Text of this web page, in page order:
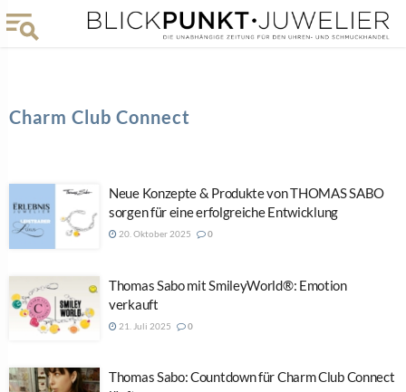
Charm Club Connect
Neue Konzepte & Produkte von THOMAS SABO
sorgen für eine erfolgreiche Entwicklung
20. Oktober 2025 0
Thomas Sabo mit SmileyWorld®: Emotion
verkauft
21. Juli 2025 0
Thomas Sabo: Countdown für Charm Club Connect